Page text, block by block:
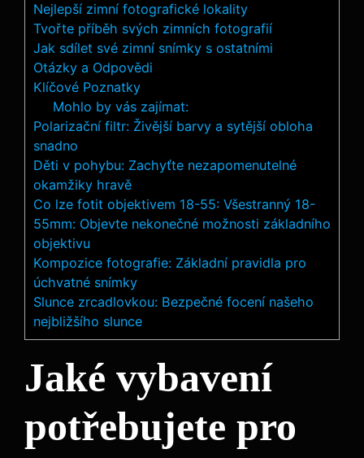
Nejlepší zimní fotografické lokality
Tvořte příběh svých zimních fotografií
Jak sdílet své zimní snímky s ostatními
Otázky a Odpovědi
Klíčové Poznatky
Mohlo by vás zajímat:
Polarizační filtr: Živější barvy a sytější obloha
snadno
Děti v pohybu: Zachyťte nezapomenutelné
okamžiky hravě
Co lze fotit objektivem 18-55: Všestranný 18-
55mm: Objevte nekonečné možnosti základního
objektivu
Kompozice fotografie: Základní pravidla pro
úchvatné snímky
Slunce zrcadlovkou: Bezpečné focení našeho
nejbližšího slunce
Jaké vybavení
potřebujete pro